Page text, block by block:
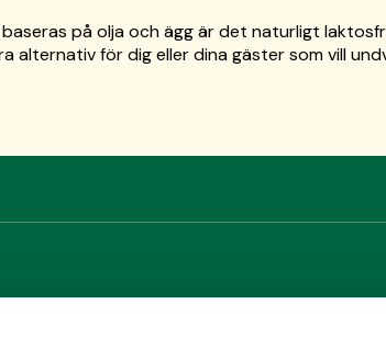
på olja och ägg är det naturligt
alternativ för dig eller dina gäster som vill